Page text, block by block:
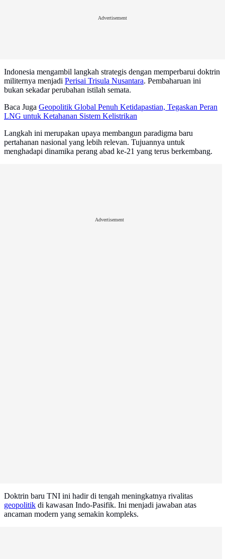
Advertisement
Indonesia mengambil langkah strategis dengan memperbarui doktrin
militernya menjadi Perisai Trisula Nusantara. Pembaharuan ini
bukan sekadar perubahan istilah semata.
Baca Juga Geopolitik Global Penuh Ketidapastian, Tegaskan Peran
LNG untuk Ketahanan Sistem Kelistrikan
Langkah ini merupakan upaya membangun paradigma baru
pertahanan nasional yang lebih relevan. Tujuannya untuk
menghadapi dinamika perang abad ke-21 yang terus berkembang.
Advertisement
Doktrin baru TNI ini hadir di tengah meningkatnya rivalitas
geopolitik di kawasan Indo-Pasifik. Ini menjadi jawaban atas
ancaman modern yang semakin kompleks.